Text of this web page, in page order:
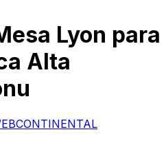
Lyon para
Alta